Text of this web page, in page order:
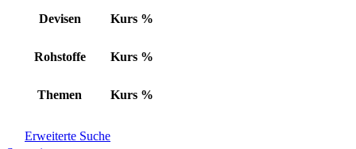
Devisen Kurs %
Rohstoffe Kurs %
Themen Kurs %
Erweiterte Suche